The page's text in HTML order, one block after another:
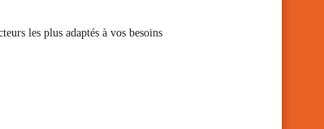
les plus adaptés à vos besoins